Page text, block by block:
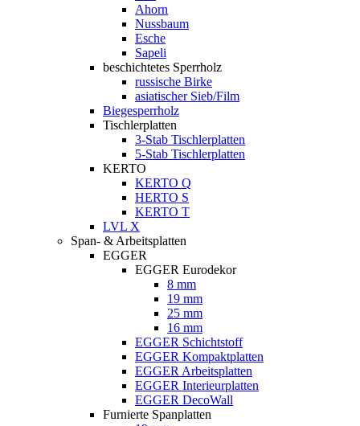
Ahorn
Nussbaum
Esche
Sapeli
beschichtetes Sperrholz
russische Birke
asiatischer Sieb/Film
Biegesperrholz
Tischlerplatten
3-Stab Tischlerplatten
5-Stab Tischlerplatten
KERTO
KERTO Q
HERTO S
KERTO T
LVL X
Span- & Arbeitsplatten
EGGER
EGGER Eurodekor
8 mm
19 mm
25 mm
16 mm
EGGER Schichtstoff
EGGER Kompaktplatten
EGGER Arbeitsplatten
EGGER Interieurplatten
EGGER DecoWall
Furnierte Spanplatten